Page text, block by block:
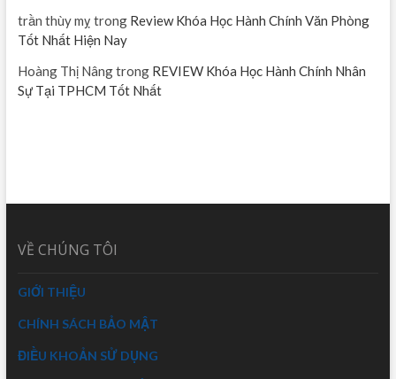
trần thùy mỵ trong Review Khóa Học Hành Chính Văn Phòng
Tốt Nhất Hiện Nay
Hoàng Thị Nângtrong REVIEW Khóa Học Hành Chính Nhân
Sự Tại TPHCM Tốt Nhất
VỀ CHÚNG TÔI
GIỚI THIỆU
CHÍNH SÁCH BẢO MẬT
ĐIỀU KHOẢN SỬ DỤNG